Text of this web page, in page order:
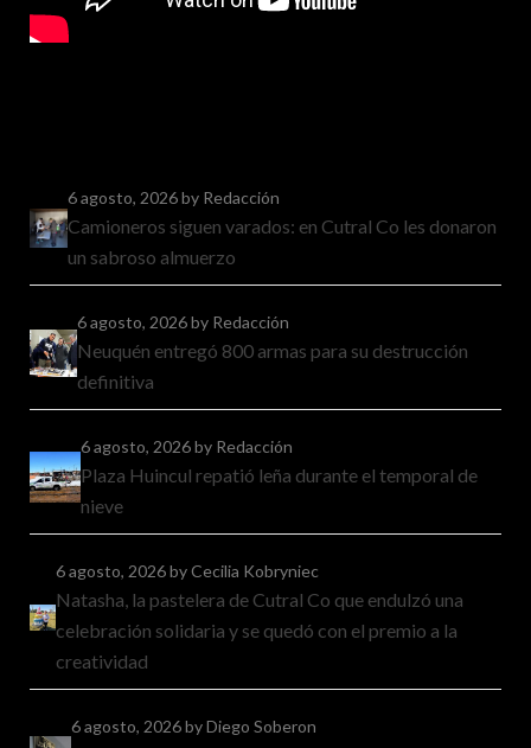
6 agosto, 2026by Redacción
Camioneros siguen varados: en Cutral Co les donaron
un sabroso almuerzo
6 agosto, 2026by Redacción
Neuquén entregó 800 armas para su destrucción
definitiva
6 agosto, 2026by Redacción
Plaza Huincul repatió leña durante el temporal de
nieve
6 agosto, 2026by Cecilia Kobryniec
Natasha, la pastelera de Cutral Co que endulzó una
celebración solidaria y se quedó con el premio a la
creatividad
6 agosto, 2026by Diego Soberon